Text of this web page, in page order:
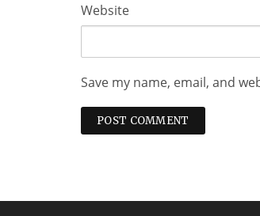
Website
Save my name, email, and